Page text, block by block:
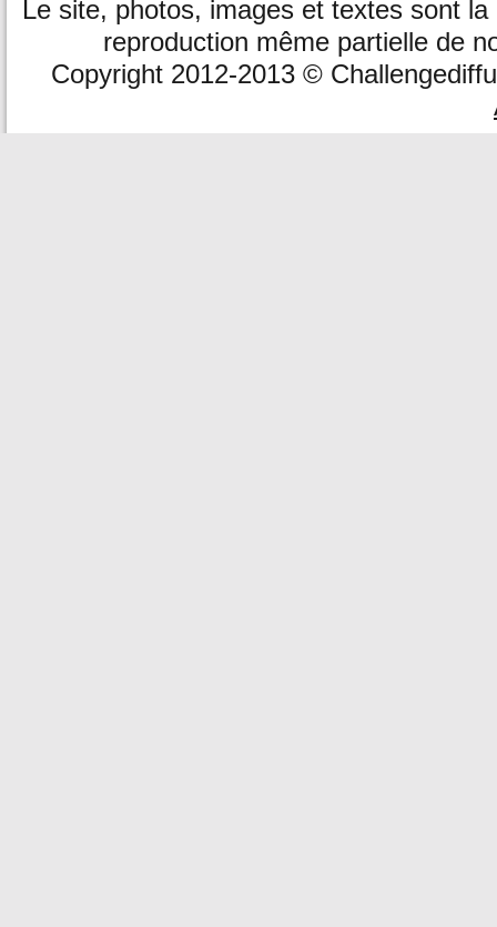
Le site, photos, images et textes sont
reproduction même partielle de
Copyright 2012-2013 ©